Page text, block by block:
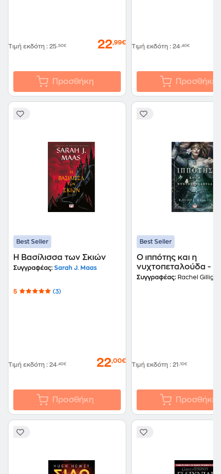
Τιμή εκδότη : 25,50€ 22,99€
Προσθήκη
Τιμή εκδότη : 24,40€
Προσθήκη
Best Seller
Η Βασίλισσα των Σκιών
Συγγραφέας: Sarah J. Maas
5 (3)
Τιμή εκδότη : 24,40€ 22,00€
Προσθήκη
Best Seller
Ο ιππότης και η
νυχτοπεταλούδα -
Συγγραφέας: Rachel Gillig
Τιμή εκδότη : 21,10€
Προσθήκη